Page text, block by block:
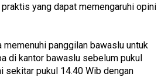
yang dapat memengaruhi opini
memenuhi panggilan bawaslu untuk
di kantor bawaslu sebelum pukul
sekitar pukul 14.40 Wib dengan